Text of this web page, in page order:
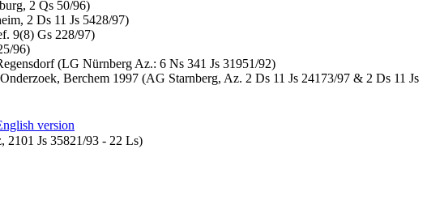
2 Qs 50/96)
2 Ds 11 Js 5428/97)
9(8) Gs 228/97)
96)
(LG Nürnberg Az.: 6 Ns 341 Js 31951/92)
Berchem 1997 (AG Starnberg, Az. 2 Ds 11 Js 24173/97 & 2 Ds 11 Js
version
2101 Js 35821/93 - 22 Ls)